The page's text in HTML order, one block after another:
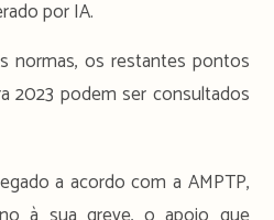
por IA.
normas, os restantes pontos
2023 podem ser consultados
a acordo com a AMPTP,